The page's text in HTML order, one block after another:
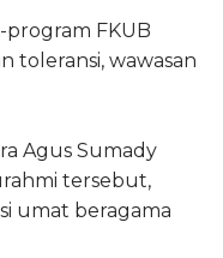
FKUB
wawasan
Agus Sumady
tersebut,
umat beragama